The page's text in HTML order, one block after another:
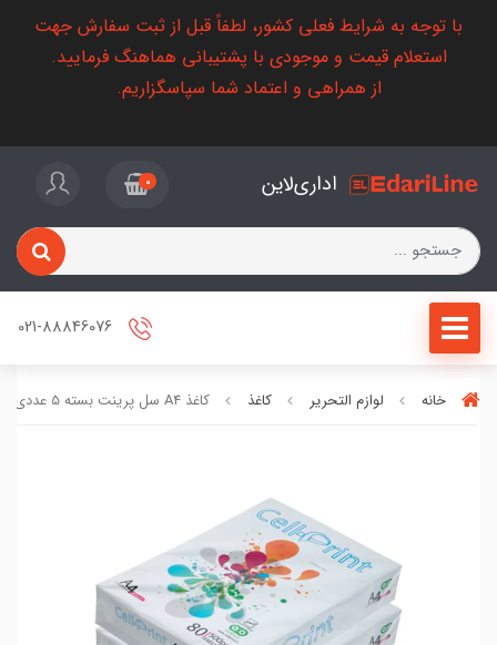
با توجه به شرایط فعلی کشور، لطفاً قبل از ثبت سفارش جهت
استعلام قیمت و موجودی با پشتیبانی هماهنگ فرمایید.
از همراهی و اعتماد شما سپاسگزاریم.
اداری‌لاین 0
خانه لوازم التحریر کاغذ کاغذ A4 سل پرینت بسته 5 عددی